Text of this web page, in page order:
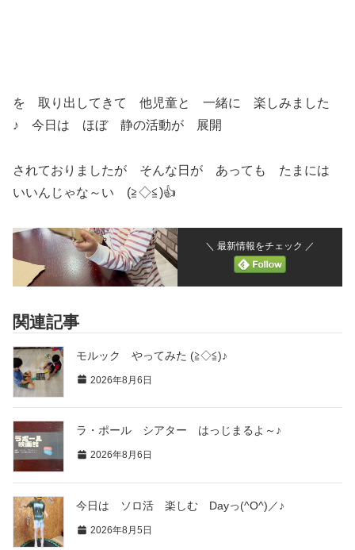
を 取り出してきて 他児童と 一緒に 楽しみました
♪ 今日は ほぼ 静の活動が 展開
されておりましたが そんな日が あっても たまには
いいんじゃな～い (≧◇≦)👍
＼ 最新情報をチェック ／
関連記事
モルック やってみた (≧◇≦)♪
2026年8月6日
ラ・ポール シアター はっじまるよ～♪
2026年8月6日
今日は ソロ活 楽しむ Dayっ(^O^)／♪
2026年8月5日